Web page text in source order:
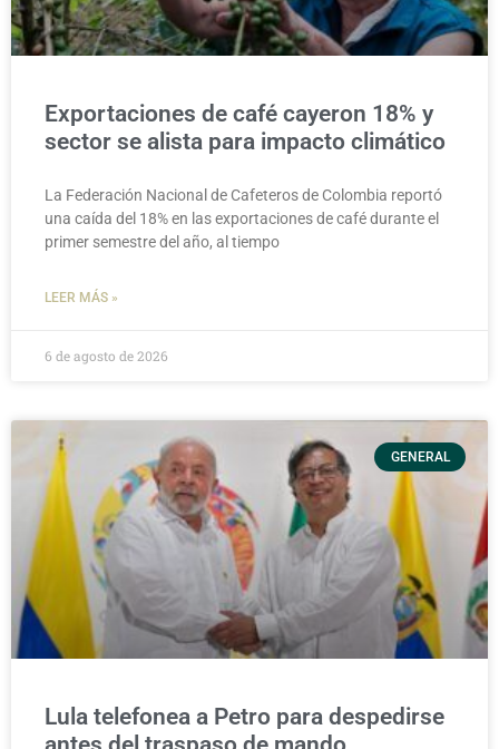
Exportaciones de café cayeron 18% y
sector se alista para impacto climático
La Federación Nacional de Cafeteros de Colombia reportó
una caída del 18% en las exportaciones de café durante el
primer semestre del año, al tiempo
LEER MÁS »
6 de agosto de 2026
GENERAL
Lula telefonea a Petro para despedirse